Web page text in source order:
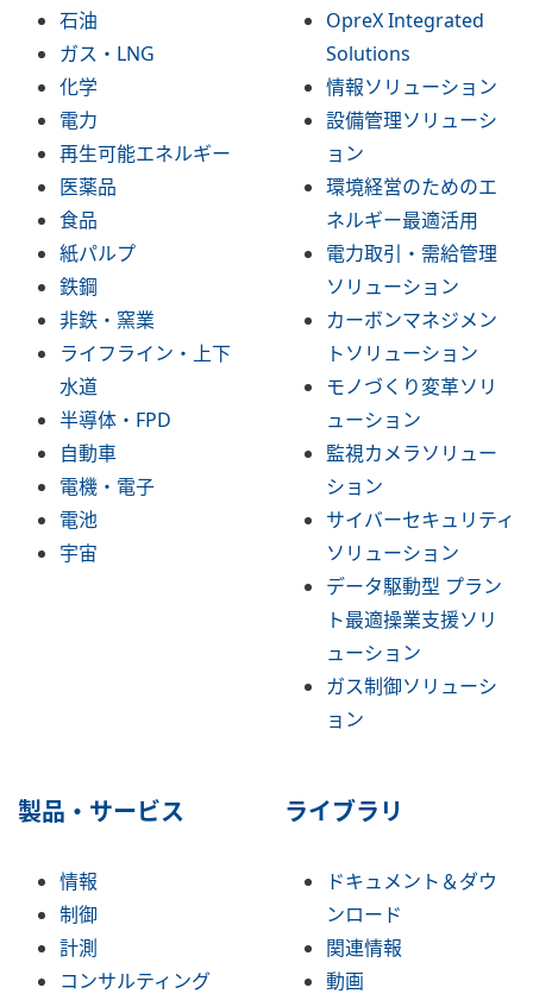
石油
ガス・LNG
化学
電力
再生可能エネルギー
医薬品
食品
紙パルプ
鉄鋼
非鉄・窯業
ライフライン・上下
水道
半導体・FPD
自動車
電機・電子
電池
宇宙
OpreX Integrated
Solutions
情報ソリューション
設備管理ソリューシ
ョン
環境経営のためのエ
ネルギー最適活用
電力取引・需給管理
ソリューション
カーボンマネジメン
トソリューション
モノづくり変革ソリ
ューション
監視カメラソリュー
ション
サイバーセキュリティ
ソリューション
データ駆動型 プラン
ト最適操業支援ソリ
ューション
ガス制御ソリューシ
ョン
製品・サービス
情報
制御
計測
コンサルティング
ライブラリ
ドキュメント＆ダウ
ンロード
関連情報
動画